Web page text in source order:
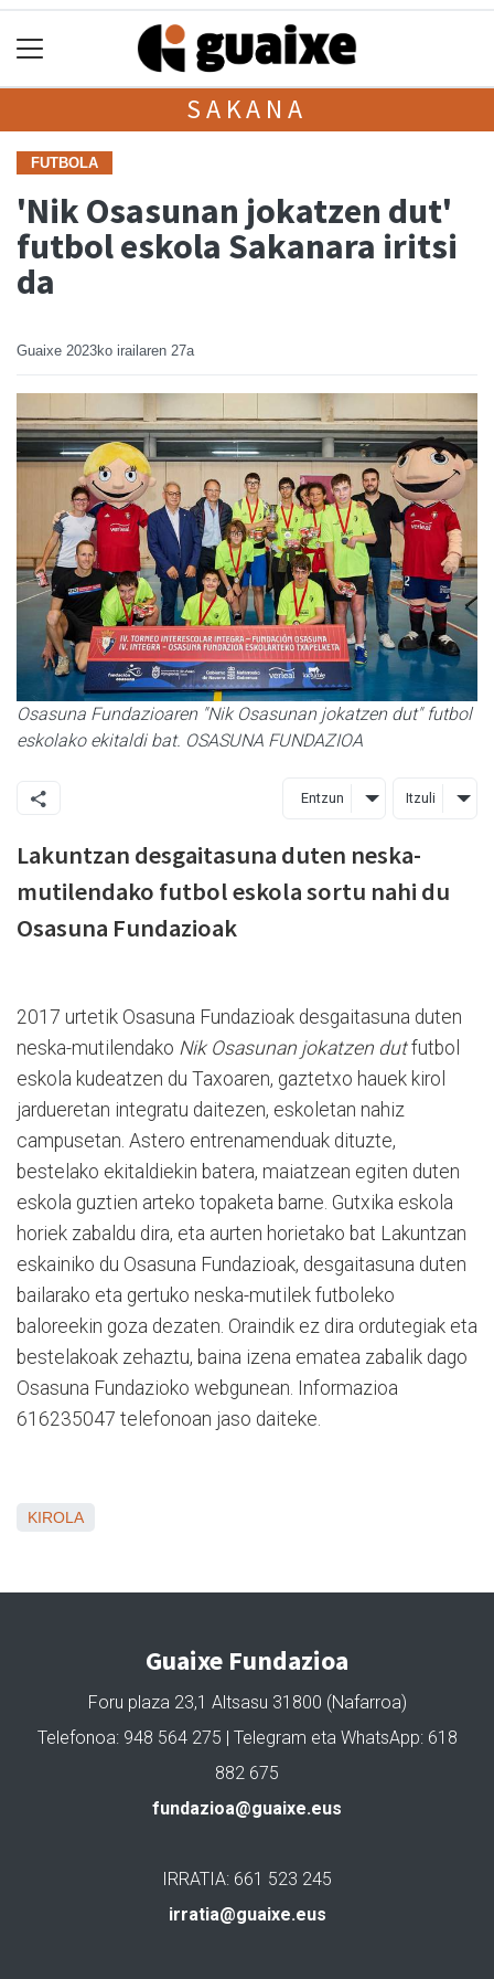
SAKANA
FUTBOLA
'Nik Osasunan jokatzen dut'
futbol eskola Sakanara iritsi
da
Guaixe 2023ko irailaren 27a
Osasuna Fundazioaren "Nik Osasunan jokatzen dut" futbol
eskolako ekitaldi bat. OSASUNA FUNDAZIOA
Entzun Itzuli
Lakuntzan desgaitasuna duten neska-
mutilendako futbol eskola sortu nahi du
Osasuna Fundazioak
2017 urtetik Osasuna Fundazioak desgaitasuna duten
neska-mutilendako Nik Osasunan jokatzen dutfutbol
eskola kudeatzen du Taxoaren, gaztetxo hauek kirol
jardueretan integratu daitezen, eskoletan nahiz
campusetan. Astero entrenamenduak dituzte,
bestelako ekitaldiekin batera, maiatzean egiten duten
eskola guztien arteko topaketa barne. Gutxika eskola
horiek zabaldu dira, eta aurten horietako bat Lakuntzan
eskainiko du Osasuna Fundazioak, desgaitasuna duten
bailarako eta gertuko neska-mutilek futboleko
baloreekin goza dezaten. Oraindik ez dira ordutegiak eta
bestelakoak zehaztu, baina izena ematea zabalik dago
Osasuna Fundazioko webgunean. Informazioa
616235047 telefonoan jaso daiteke.
KIROLA
Guaixe Fundazioa
Foru plaza 23,1 Altsasu 31800 (Nafarroa)
Telefonoa: 948 564 275 | Telegram eta WhatsApp: 618
882 675
fundazioa@guaixe.eus
IRRATIA: 661 523 245
irratia@guaixe.eus